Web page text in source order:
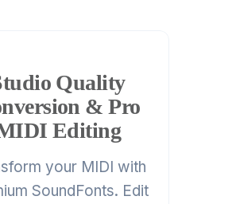
Quality
& Pro
Editing
your MIDI with
SoundFonts. Edit